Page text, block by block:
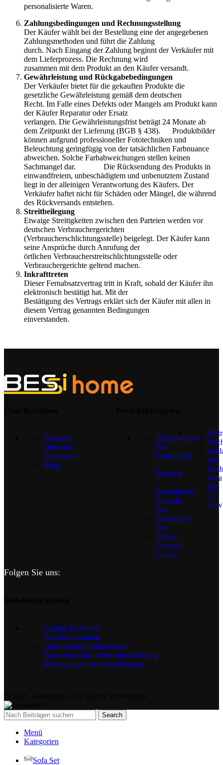
personalisierte Waren.
Zahlungsbedingungen und Rechnungsstellung
Der Käufer wählt bei der Bestellung eine der angegebenen
Zahlungsmethoden und führt die Zahlung
durch. Nach Eingang der Zahlung beginnt der Verkäufer mit
dem Lieferprozess. Die Rechnung wird
zusammen mit dem Produkt an den Käufer versandt.
Gewährleistung und Rückgabebedingungen
Der Verkäufer bietet für die gekauften Produkte die
gesetzliche Gewährleistung gemäß dem deutschen
Recht. Im Falle eines Defekts oder Mangels am Produkt kann
der Käufer Reparatur oder Ersatz
verlangen. Die Gewährleistungsfrist beträgt 24 Monate ab
dem Zeitpunkt der Lieferung (BGB § 438). Produktbilder
können aufgrund professioneller Fototechniken und
Beleuchtung geringfügig von der tatsächlichen Farbnuance
abweichen. Solche Farbabweichungen stellen keinen
Sachmangel dar. Die Rücksendung des Produkts in
einwandfreiem, unbeschädigtem und unbenutztem Zustand
liegt in der alleinigen Verantwortung des Käufers. Der
Verkäufer haftet nicht für Schäden oder Mängel, die während
des Rückversands entstehen.
Streitbeilegung
Etwaige Streitigkeiten zwischen den Parteien werden vor
deutschen Verbrauchergerichten
(Verbraucherschlichtungsstelle) beigelegt. Der Käufer kann
seine Ansprüche durch Anrufung der
örtlichen Verbraucherstreitschlichtungsstelle oder
Verbrauchergerichte geltend machen.
Inkrafttreten
Dieser Fernabsatzvertrag tritt in Kraft, sobald der Käufer ihn
elektronisch bestätigt hat. Mit der
Bestätigung des Vertrags erklärt sich der Käufer mit allen in
diesem Vertrag genannten Bedingungen
einverstanden.
Startseite
Über uns
Impressum
Blog
Boxspringbett
Set
Couchtisch
–
Teetisch
–
Beistelltisch
Ecksofa
Set
Esszimmer
Set
Jugend
Zimmer
Lampe
Set
Sofa
Set
Tv
Folgen Sie uns:
Cookie-Richtlinie
Fernabsatzvertrag
Datenschutzbestimmungen
Rücktrittsrecht - Widerrufsbelehrung
Bedingungen und Konditionen
Search
Menü
Kategorien
Sofa Set